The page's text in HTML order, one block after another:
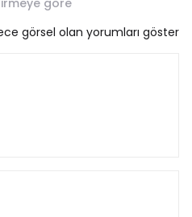
göre
görsel olan yorumları göster